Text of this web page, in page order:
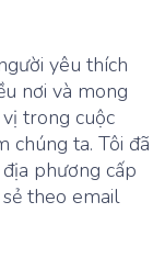
yêu thích
nơi và mong
trong cuộc
chúng ta. Tôi đã
phương cấp
theo email